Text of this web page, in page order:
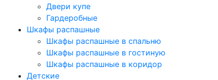
Двери купе
Гардеробные
Шкафы распашные
Шкафы распашные в спальню
Шкафы распашные в гостиную
Шкафы распашные в коридор
Детские